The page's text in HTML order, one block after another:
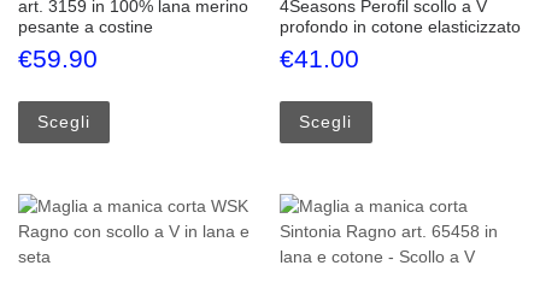
art. 3159 in 100% lana merino
pesante a costine
€59.90
Scegli
4Seasons Perofil scollo a V
profondo in cotone elasticizzato
€41.00
Scegli